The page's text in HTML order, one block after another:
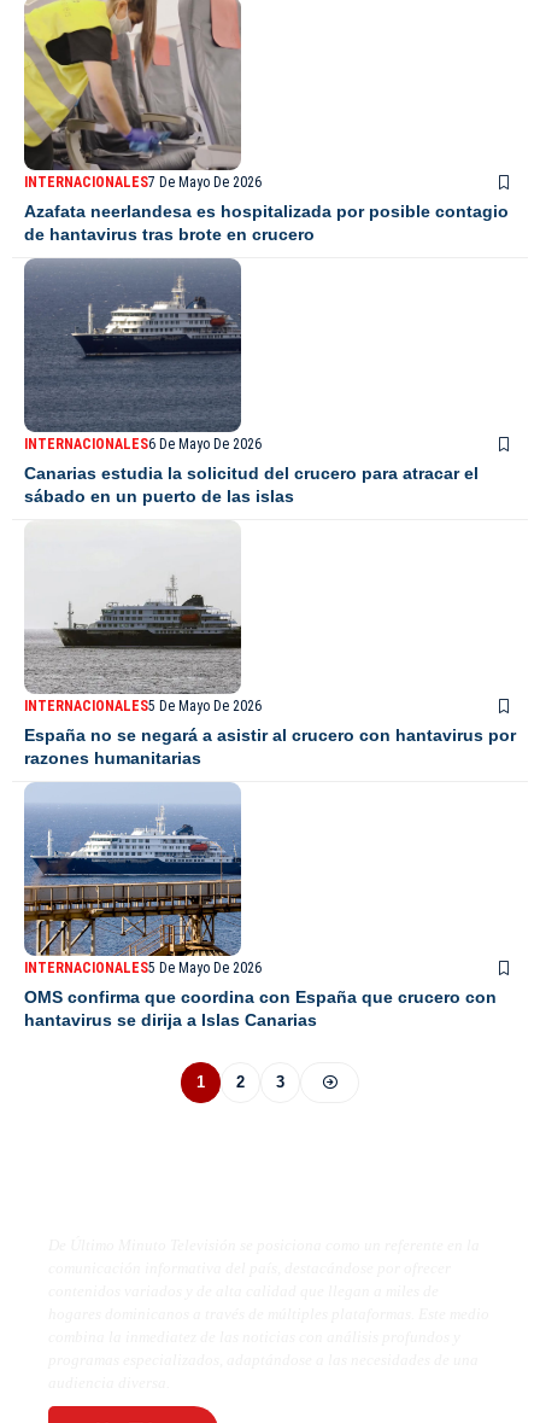
INTERNACIONALES7 De Mayo De 2026
Azafata neerlandesa es hospitalizada por posible contagio
de hantavirus tras brote en crucero
INTERNACIONALES6 De Mayo De 2026
Canarias estudia la solicitud del crucero para atracar el
sábado en un puerto de las islas
INTERNACIONALES5 De Mayo De 2026
España no se negará a asistir al crucero con hantavirus por
razones humanitarias
INTERNACIONALES5 De Mayo De 2026
OMS confirma que coordina con España que crucero con
hantavirus se dirija a Islas Canarias
1 2 3